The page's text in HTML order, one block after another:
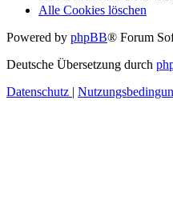
Alle Cookies löschen
Powered by phpBB® Forum
Deutsche Übersetzung durch
Datenschutz |